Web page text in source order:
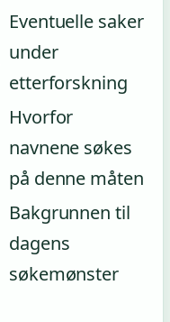
Eventuelle saker
under
etterforskning
Hvorfor
navnene søkes
på denne måten
Bakgrunnen til
dagens
søkemønster